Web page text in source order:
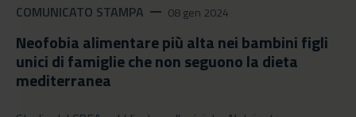
COMUNICATO STAMPA remove 08 gen 2024
Neofobia alimentare più alta nei bambini figli
unici di famiglie che non seguono la dieta
mediterranea